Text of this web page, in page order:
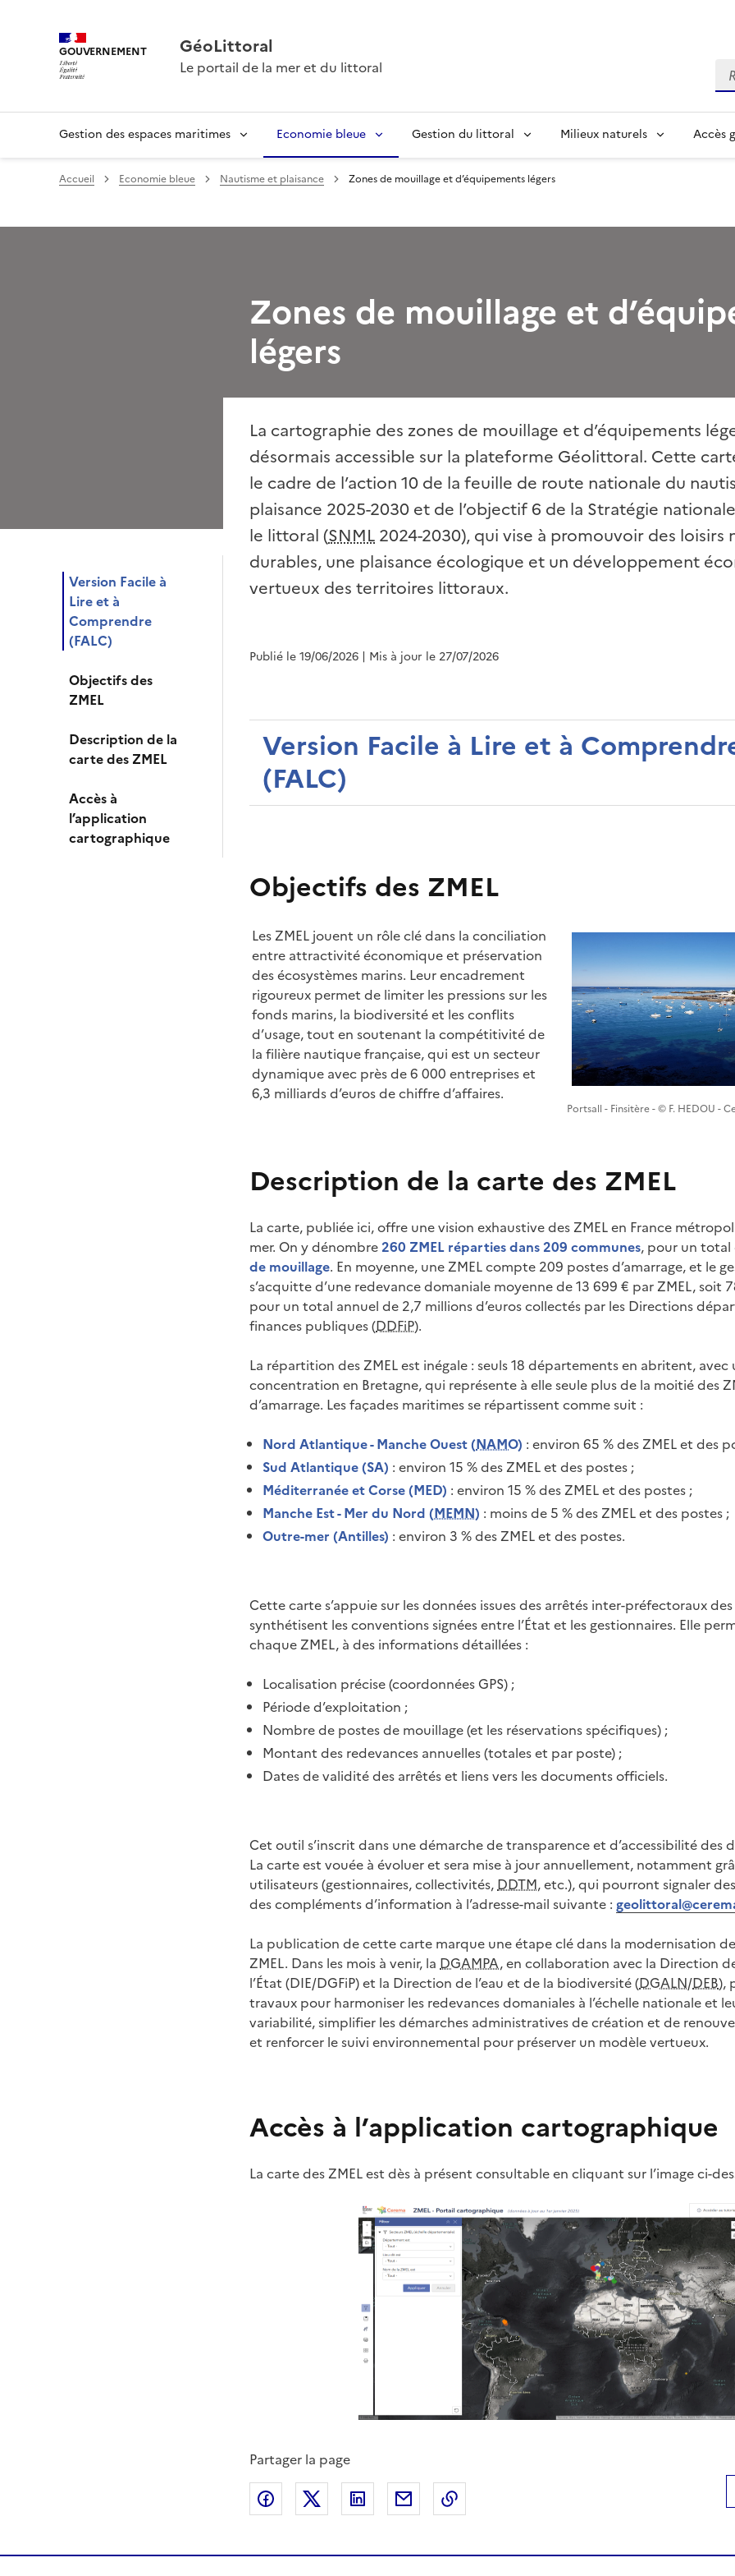
GOUVERNEMENT GéoLittoral
Le portail de la mer et du littoral
Gestion des espaces maritimes Economie bleue Gestion du littoral Milieux naturels Accès
Accueil Economie bleue Nautisme et plaisance Zones de mouillage et d’équipements légers
Version Facile à
Lire et à
Comprendre
(FALC)
Objectifs des
ZMEL
Description de la
carte des ZMEL
Accès à
l’application
cartographique
Zones de mouillage et
légers
La cartographie des zones de mouillage et d’équipements
désormais accessible sur la plateforme Géolittoral. Cette
le cadre de l’action 10 de la feuille de route nationale du
plaisance 2025-2030 et de l’objectif 6 de la Stratégie
le littoral (SNML 2024-2030), qui vise à promouvoir des loisirs
durables, une plaisance écologique et un développement
vertueux des territoires littoraux.
Publié le 19/06/2026 | Mis à jour le 27/07/2026
Version Facile à Lire et à
(FALC)
Objectifs des ZMEL
Les ZMEL jouent un rôle clé dans la conciliation
entre attractivité économique et préservation
des écosystèmes marins. Leur encadrement
rigoureux permet de limiter les pressions sur les
fonds marins, la biodiversité et les conflits
d’usage, tout en soutenant la compétitivité de
la filière nautique française, qui est un secteur
dynamique avec près de 6 000 entreprises et
6,3 milliards d’euros de chiffre d’affaires.
Portsall - Finsitère - © F. HEDOU -
Description de la carte des ZMEL
La carte, publiée ici, offre une vision exhaustive des ZMEL en France
mer. On y dénombre260 ZMEL réparties dans 209 communes, pour un
de mouillage. En moyenne, une ZMEL compte 209 postes d’amarrage, et le
s’acquitte d’une redevance domaniale moyenne de 13 699 € par ZMEL, soit
pour un total annuel de 2,7 millions d’euros collectés par les Directions
finances publiques (DDFiP).
La répartition des ZMEL est inégale : seuls 18 départements en abritent,
concentration en Bretagne, qui représente à elle seule plus de la moitié des
d’amarrage. Les façades maritimes se répartissent comme suit :
Nord Atlantique - Manche Ouest (NAMO) : environ 65 % des ZMEL et des
Sud Atlantique (SA) : environ 15 % des ZMEL et des postes ;
Méditerranée et Corse (MED) : environ 15 % des ZMEL et des postes ;
Manche Est - Mer du Nord (MEMN) : moins de 5 % des ZMEL et des postes ;
Outre-mer (Antilles) : environ 3 % des ZMEL et des postes.
Cette carte s’appuie sur les données issues des arrêtés inter-préfectoraux
synthétisent les conventions signées entre l’État et les gestionnaires. Elle
chaque ZMEL, à des informations détaillées :
Localisation précise (coordonnées GPS) ;
Période d’exploitation ;
Nombre de postes de mouillage (et les réservations spécifiques) ;
Montant des redevances annuelles (totales et par poste) ;
Dates de validité des arrêtés et liens vers les documents officiels.
Cet outil s’inscrit dans une démarche de transparence et d’accessibilité des
La carte est vouée à évoluer et sera mise à jour annuellement, notamment
utilisateurs (gestionnaires, collectivités,DDTM, etc.), qui pourront signaler
des compléments d’information à l’adresse-mail suivante :
La publication de cette carte marque une étape clé dans la modernisation
ZMEL. Dans les mois à venir, la DGAMPA, en collaboration avec la Direction
l’État (DIE/DGFiP) et la Direction de l’eau et de la biodiversité (DGALN/DEB),
travaux pour harmoniser les redevances domaniales à l’échelle nationale et
variabilité, simplifier les démarches administratives de création et de
et renforcer le suivi environnemental pour préserver un modèle vertueux.
Accès à l’application cartographique
La carte des ZMEL est dès à présent consultable en cliquant sur l’image ci-
Partager la page
Partager sur Facebook
Partager sur XPartager sur LinkedIn
Partager par email